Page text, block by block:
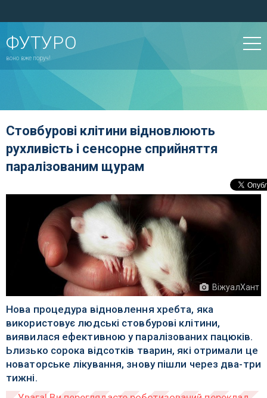
ФУТУРО
воно вже поруч!
Стовбурові клітини відновлюють
рухливість і сенсорне сприйняття
паралізованим щурам
ВіжуалХант
Нова процедура відновлення хребта, яка
використовує людські стовбурові клітини,
виявилася ефективною у паралізованих пацюків.
Ьлизько сорока відсотків тварин, які отримали це
новаторське лікування, знову пішли через два-три
тижні.